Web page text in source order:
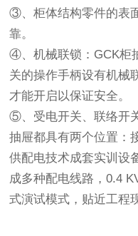
③、柜体结构零件的表
靠。
④、机械联锁：GCK柜
关的操作手柄设有机械
才能开启以保证安全。
⑤、受电开关、联络开
抽屉都具有两个位置：
供配电技术成套实训设
成多种配电线路，0.4
式演试模式，贴近工程